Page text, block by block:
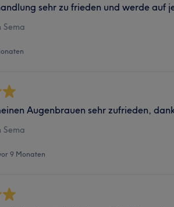
sehr zu frieden und werde auf
Sema
Augenbrauen sehr zufrieden,
Sema
9 Monaten